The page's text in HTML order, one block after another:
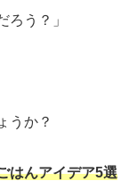
ろう？」
うか？
はんアイデア5選